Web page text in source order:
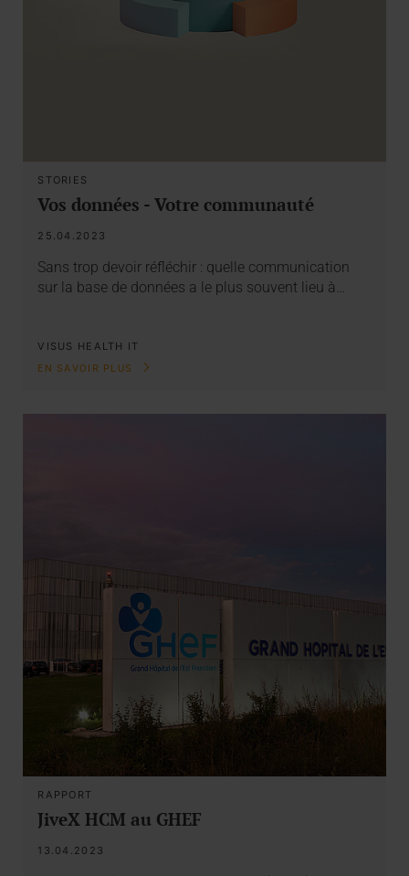
STORIES
Vos données - Votre communauté
25.04.2023
Sans trop devoir réfléchir : quelle communication
sur la base de données a le plus souvent lieu à…
VISUS HEALTH IT
EN SAVOIR PLUS
RAPPORT
JiveX HCM au GHEF
13.04.2023